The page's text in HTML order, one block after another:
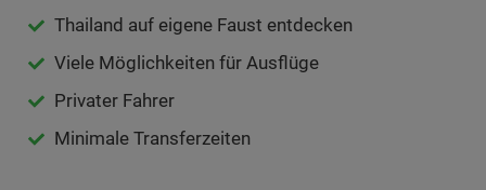
Thailand auf eigene Faust entdecken
Viele Möglichkeiten für Ausflüge
Privater Fahrer
Minimale Transferzeiten